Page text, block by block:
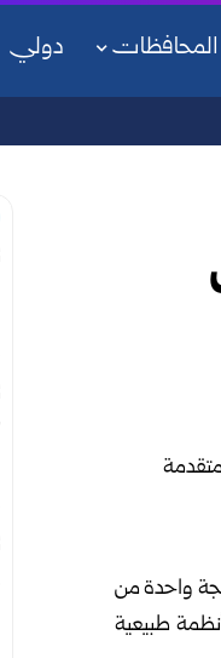
المحافظات دولي
واحدة من
طبيعية